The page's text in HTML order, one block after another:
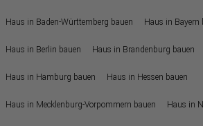
Haus in Baden-Württemberg bauen Haus in Bayern
Haus in Berlin bauen Haus in Brandenburg bauen
Haus in Hamburg bauen Haus in Hessen bauen
Haus in Mecklenburg-Vorpommern bauen Haus in